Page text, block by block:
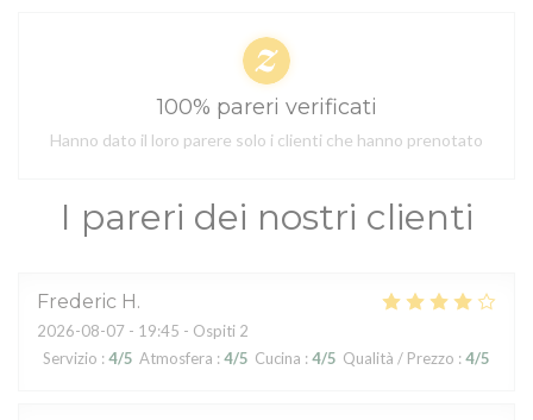
I pareri dei nostri clienti
Frederic H
2026-08-07 - 19:45 - Ospiti 2
Servizio : 4/5 Atmosfera : 4/5 Cucina : 4/5 Qualità / Prezzo : 4/5
100% pareri verificati
Hanno dato il loro parere solo i clienti che hanno prenotato